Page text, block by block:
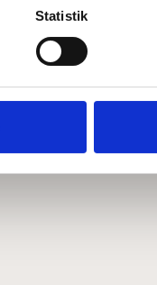
StatistikPodcast